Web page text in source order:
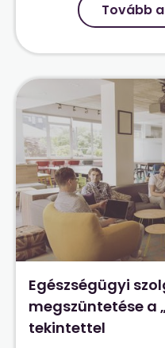
Tovább
Egészségügyi
megszüntetése a
tekintettel